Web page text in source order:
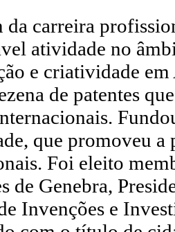
da carreira
atividade no
e criatividade
de patentes
que promoveu a
Foi eleito
de Genebra,
Invenções e